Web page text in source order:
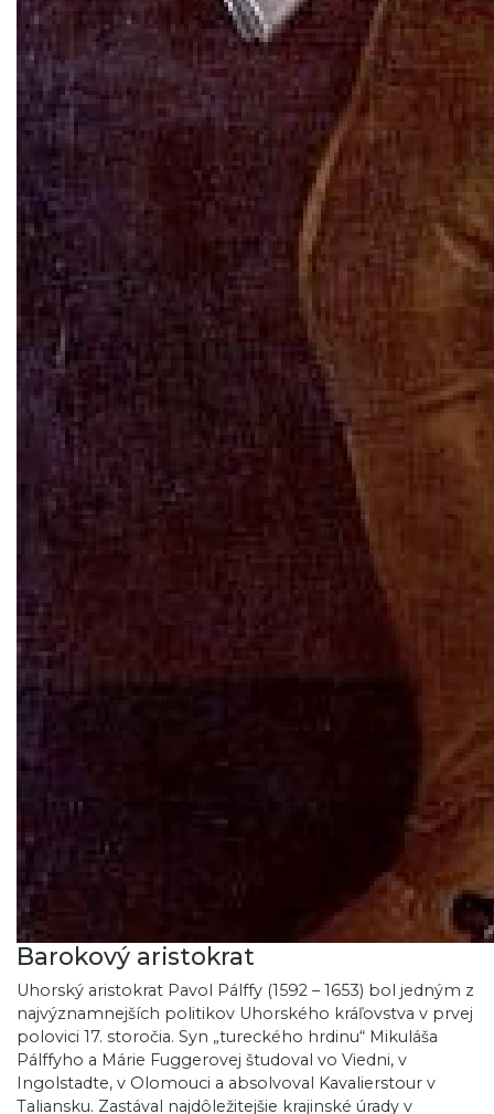
Barokový aristokrat
Uhorský aristokrat Pavol Pálffy (1592 – 1653) bol jedným z
najvýznamnejších politikov Uhorského kráľovstva v prvej
polovici 17. storočia. Syn „tureckého hrdinu“ Mikuláša
Pálffyho a Márie Fuggerovej študoval vo Viedni, v
Ingolstadte, v Olomouci a absolvoval Kavalierstour v
Taliansku. Zastával najdôležitejšie krajinské úrady v